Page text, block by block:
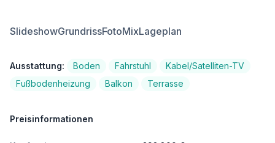
SlideshowGrundrissFotoMixLageplan
Ausstattung: Boden Fahrstuhl
Kabel/Satelliten-TV
Fußbodenheizung
Balkon Terrasse
Preisinformationen